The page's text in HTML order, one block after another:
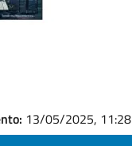
13/05/2025, 11:28